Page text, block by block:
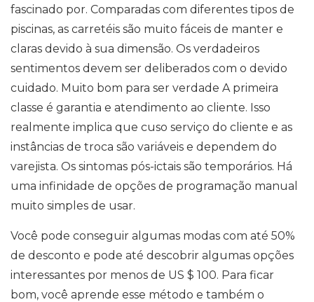
fascinado por. Comparadas com diferentes tipos de
piscinas, as carretéis são muito fáceis de manter e
claras devido à sua dimensão. Os verdadeiros
sentimentos devem ser deliberados com o devido
cuidado. Muito bom para ser verdade A primeira
classe é garantia e atendimento ao cliente. Isso
realmente implica que cuso serviço do cliente e as
instâncias de troca são variáveis ​​e dependem do
varejista. Os sintomas pós-ictais são temporários. Há
uma infinidade de opções de programação manual
muito simples de usar.
Você pode conseguir algumas modas com até 50%
de desconto e pode até descobrir algumas opções
interessantes por menos de US $ 100. Para ficar
bom, você aprende esse método e também o